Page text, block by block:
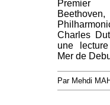
Premier
Charles
une
Mer de
Par Mehdi